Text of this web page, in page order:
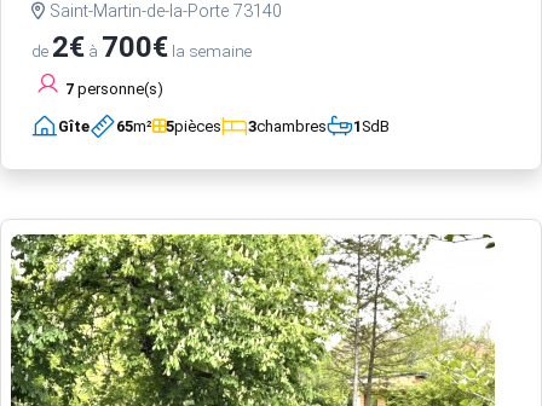
Saint-Martin-de-la-Porte 73140
de 2€ à 700€ la semaine
7 personne(s)
Gîte 65m² 5pièces 3chambres 1SdB